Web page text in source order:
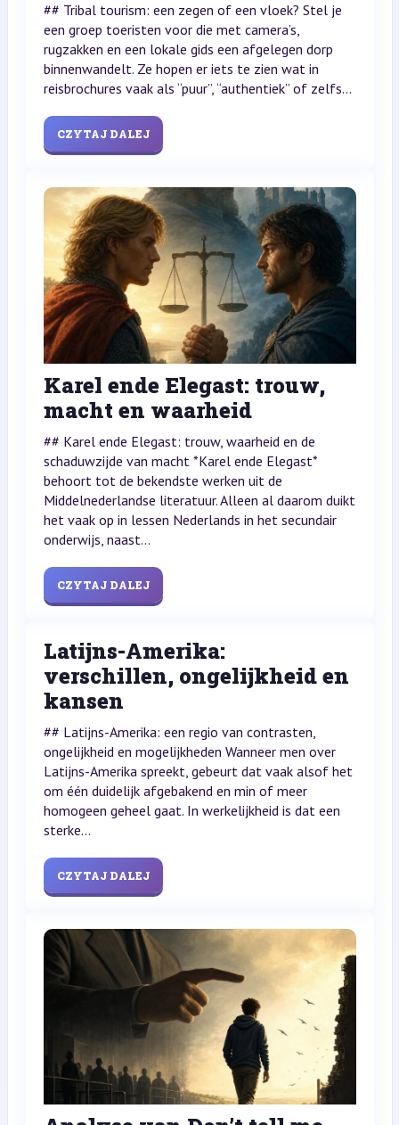
## Tribal tourism: een zegen of een vloek? Stel je
een groep toeristen voor die met camera’s,
rugzakken en een lokale gids een afgelegen dorp
binnenwandelt. Ze hopen er iets te zien wat in
reisbrochures vaak als “puur”, “authentiek” of zelfs...
CZYTAJ DALEJ
Karel ende Elegast: trouw,
macht en waarheid
## Karel ende Elegast: trouw, waarheid en de
schaduwzijde van macht *Karel ende Elegast*
behoort tot de bekendste werken uit de
Middelnederlandse literatuur. Alleen al daarom duikt
het vaak op in lessen Nederlands in het secundair
onderwijs, naast...
CZYTAJ DALEJ
Latijns-Amerika:
verschillen, ongelijkheid en
kansen
## Latijns-Amerika: een regio van contrasten,
ongelijkheid en mogelijkheden Wanneer men over
Latijns-Amerika spreekt, gebeurt dat vaak alsof het
om één duidelijk afgebakend en min of meer
homogeen geheel gaat. In werkelijkheid is dat een
sterke...
CZYTAJ DALEJ